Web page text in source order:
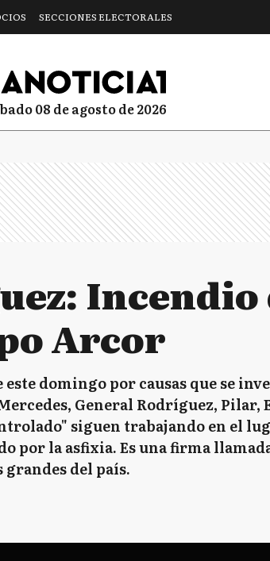
SECCIONES ELECTORALES
08 de agosto de 2026
Arcor
domingo por causas que se
General Rodríguez, Pilar,
siguen trabajando en el
por la asfixia. Es una firma
grandes del país.